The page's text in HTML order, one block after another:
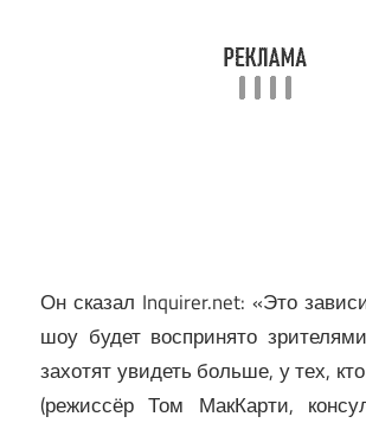
Он сказал Inquirer.net: «Это
шоу будет воспринято
захотят увидеть больше, у тех,
(режиссёр Том МакКарти,